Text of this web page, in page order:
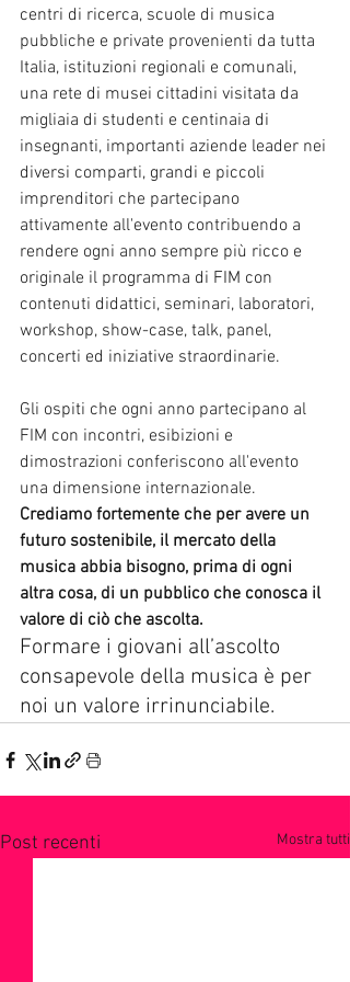
centri di ricerca, scuole di musica
pubbliche e private provenienti da tutta
Italia, istituzioni regionali e comunali,
una rete di musei cittadini visitata da
migliaia di studenti e centinaia di
insegnanti, importanti aziende leader nei
diversi comparti, grandi e piccoli
imprenditori che partecipano
attivamente all'evento contribuendo a
rendere ogni anno sempre più ricco e
originale il programma di FIM con
contenuti didattici, seminari, laboratori,
workshop, show-case, talk, panel,
concerti ed iniziative straordinarie.
Gli ospiti che ogni anno partecipano al
FIM con incontri, esibizioni e
dimostrazioni conferiscono all'evento
una dimensione internazionale.
Crediamo fortemente che per avere un
futuro sostenibile, il mercato della
musica abbia bisogno, prima di ogni
altra cosa, di un pubblico che conosca il
valore di ciò che ascolta.
Formare i giovani all’ascolto
consapevole della musica è per
noi un valore irrinunciabile.
Post recenti Mostra tutti